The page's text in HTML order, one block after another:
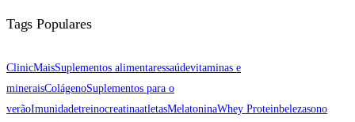
Tags Populares
ClinicMaisSuplementos alimentaressaúdevitaminas e
mineraisColágenoSuplementos para o
verãoImunidadetreinocreatinaatletasMelatoninaWhey Proteinbelezasono